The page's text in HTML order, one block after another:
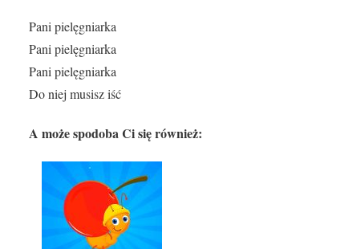
Pani pielęgniarka
Pani pielęgniarka
Pani pielęgniarka
Do niej musisz iść
A może spodoba Ci się również: